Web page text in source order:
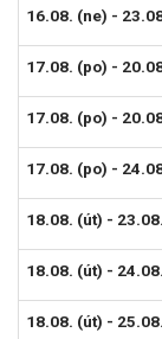
16.08. (ne) -
17.08. (po) -
17.08. (po) -
17.08. (po) -
18.08. (út) -
18.08. (út) -
18.08. (út) -